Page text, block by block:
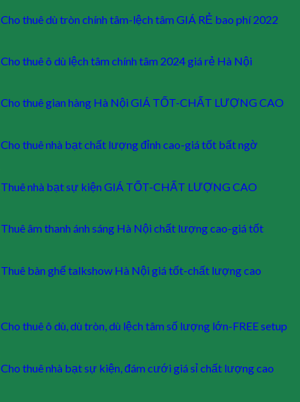
Cho thuê dù tròn chính tâm-lệch tâm GIÁ RẺ bao phí 2022
Cho thuê ô dù lệch tâm chính tâm 2024 giá rẻ Hà Nội
Cho thuê gian hàng Hà Nội GIÁ TỐT-CHẤT LƯỢNG CAO
Cho thuê nhà bạt chất lượng đỉnh cao-giá tốt bất ngờ
Thuê nhà bạt sự kiện GIÁ TỐT-CHẤT LƯỢNG CAO
Thuê âm thanh ánh sáng Hà Nội chất lượng cao-giá tốt
Thuê bàn ghế talkshow Hà Nội giá tốt-chất lượng cao
Cho thuê ô dù, dù tròn, dù lệch tâm số lượng lớn-FREE setup
Cho thuê nhà bạt sự kiện, đám cưới giá sỉ chất lượng cao